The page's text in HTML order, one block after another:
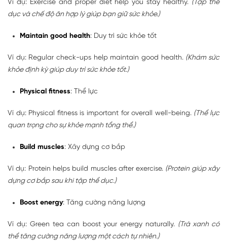
Ví dụ: Exercise and proper diet help you stay healthy. (Tập thể
dục và chế độ ăn hợp lý giúp bạn giữ sức khỏe.)
Maintain good health: Duy trì sức khỏe tốt
Ví dụ: Regular check-ups help maintain good health. (Khám sức
khỏe định kỳ giúp duy trì sức khỏe tốt.)
Physical fitness: Thể lực
Ví dụ: Physical fitness is important for overall well-being. (Thể lực
quan trọng cho sự khỏe mạnh tổng thể.)
Build muscles: Xây dựng cơ bắp
Ví dụ: Protein helps build muscles after exercise. (Protein giúp xây
dựng cơ bắp sau khi tập thể dục.)
Boost energy: Tăng cường năng lượng
Ví dụ: Green tea can boost your energy naturally. (Trà xanh có
thể tăng cường năng lượng một cách tự nhiên.)